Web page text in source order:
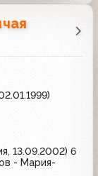
13.09.2002) 6
- Мария-